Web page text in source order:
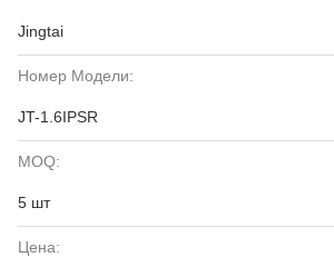
Jingtai
Номер Модели:
JT-1.6IPSR
MOQ:
5 шт
Цена: